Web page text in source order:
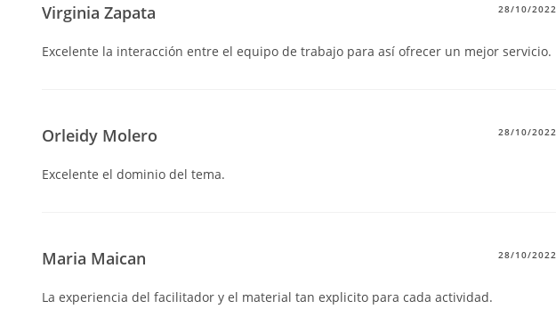
Virginia Zapata 28/10/2022
Excelente la interacción entre el equipo de trabajo para así ofrecer un mejor servicio.
Orleidy Molero 28/10/2022
Excelente el dominio del tema.
Maria Maican 28/10/2022
La experiencia del facilitador y el material tan explicito para cada actividad.